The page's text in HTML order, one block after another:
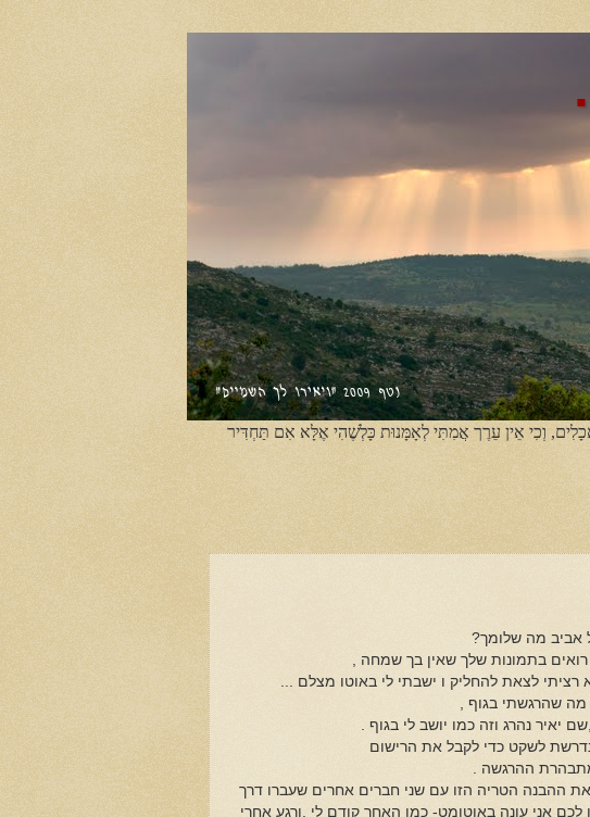
וְכִי אֵין עֵרֶך אֲמִתִּי לְאָמָּנוּת כָּלְשֶׁהִי אֶלָּא אִם תַּחְדִּיר
מה שלומך?
רואים בתמונות שלך שאין בך שמחה ,
לצאת להחליק ו ישבתי לי באוטו מצלם ...
מה שהרגשתי בגוף ,
יאיר נהרג וזה כמו יושב לי בגוף .
לשקט כדי לקבל את הרישום
ההרגשה .
ההבנה הטריה הזו עם שני חברים אחרים שעברו דרך
אני עונה באוטומט- כמו האחר קודם לי ,ורגע אחרי